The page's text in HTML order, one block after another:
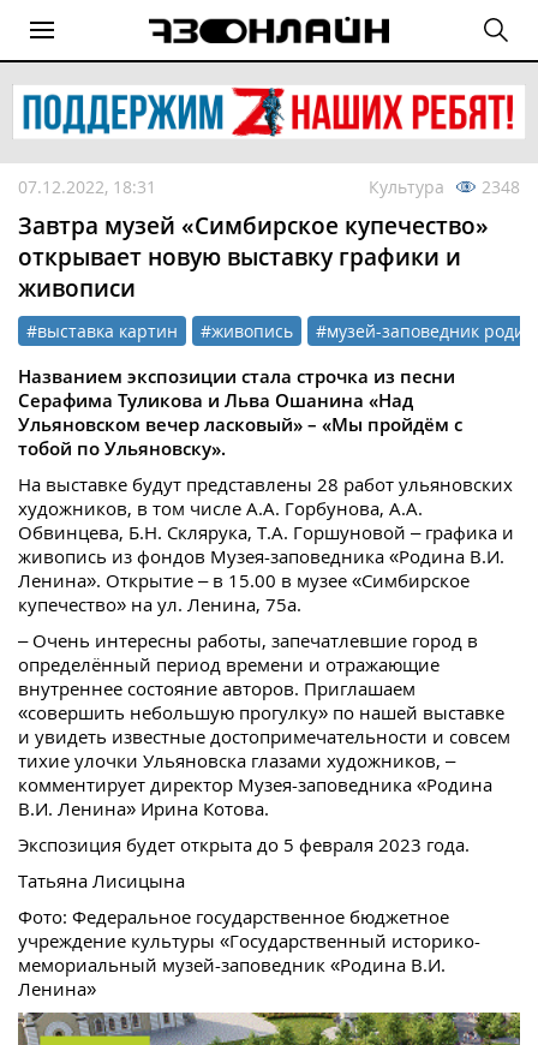
07.12.2022, 18:31 Культура 2348
Завтра музей «Симбирское купечество»
открывает новую выставку графики и
живописи
#выставка картин #живопись #музей-заповедник
Названием экспозиции стала строчка из песни
Серафима Туликова и Льва Ошанина «Над
Ульяновском вечер ласковый» – «Мы пройдём с
тобой по Ульяновску».
На выставке будут представлены 28 работ ульяновских
художников, в том числе А.А. Горбунова, А.А.
Обвинцева, Б.Н. Склярука, Т.А. Горшуновой – графика и
живопись из фондов Музея-заповедника «Родина В.И.
Ленина». Открытие – в 15.00 в музее «Симбирское
купечество» на ул. Ленина, 75а.
– Очень интересны работы, запечатлевшие город в
определённый период времени и отражающие
внутреннее состояние авторов. Приглашаем
«совершить небольшую прогулку» по нашей выставке
и увидеть известные достопримечательности и совсем
тихие улочки Ульяновска глазами художников, –
комментирует директор Музея-заповедника «Родина
В.И. Ленина» Ирина Котова.
Экспозиция будет открыта до 5 февраля 2023 года.
Татьяна Лисицына
Фото: Федеральное государственное бюджетное
учреждение культуры «Государственный историко-
мемориальный музей-заповедник «Родина В.И.
Ленина»